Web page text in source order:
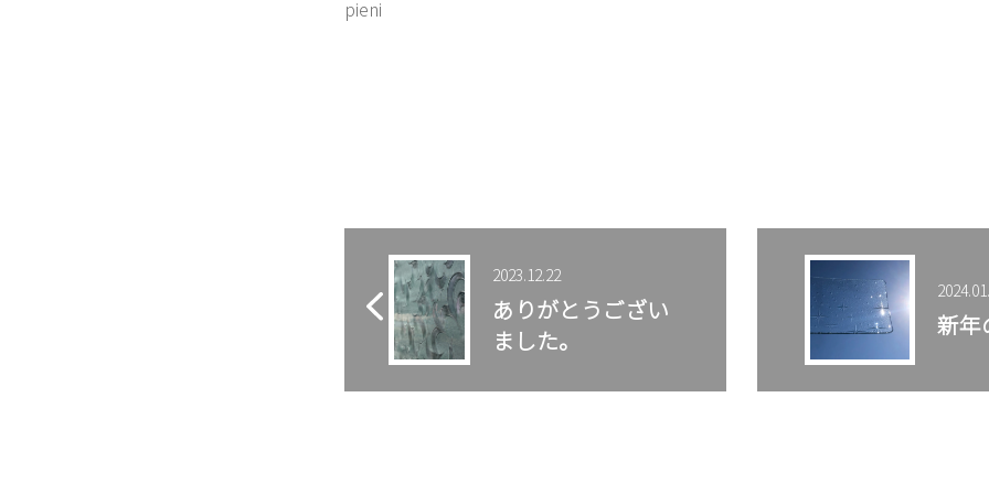
pieni
2023.12.22
ありがとうござい
ました。
新年